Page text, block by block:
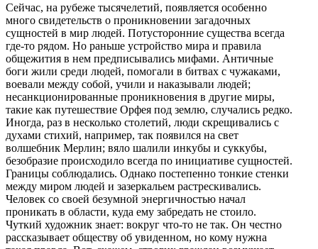
Сейчас, на рубеже тысячелетий, появляется особенно
много свидетельств о проникновении загадочных
сущностей в мир людей. Потусторонние существа всегда
где-то рядом. Но раньше устройство мира и правила
общежития в нем предписывались мифами. Античные
боги жили среди людей, помогали в битвах с чужаками,
воевали между собой, учили и наказывали людей;
несанкционированные проникновения в другие миры,
такие как путешествие Орфея под землю, случались редко.
Иногда, раз в несколько столетий, люди скрещивались с
духами стихий, например, так появился на свет
волшебник Мерлин; вяло шалили инкубы и суккубы,
безобразие происходило всегда по инициативе сущностей.
Границы соблюдались. Однако постепенно тонкие стенки
между миром людей и зазеркальем растрескивались.
Человек со своей безумной энергичностью начал
проникать в области, куда ему забредать не стоило.
Чуткий художник знает: вокруг что-то не так. Он честно
рассказывает обществу об увиденном, но кому нужна